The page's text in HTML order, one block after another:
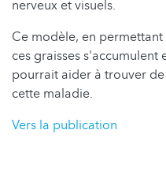
nerveux et visuels.
Ce modèle, en
ces graisses s'accumulent
pourrait aider à trouver
cette maladie.
Vers la publication